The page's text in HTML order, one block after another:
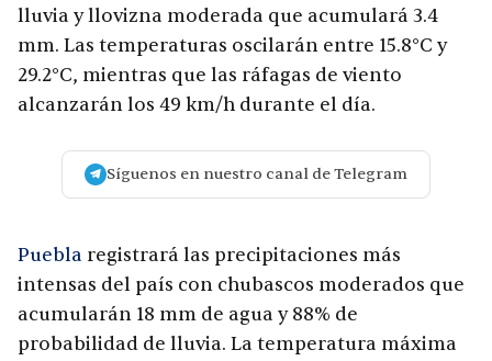
lluvia y llovizna moderada que acumulará 3.4
mm. Las temperaturas oscilarán entre 15.8°C y
29.2°C, mientras que las ráfagas de viento
alcanzarán los 49 km/h durante el día.
Síguenos en nuestro canal de Telegram
Puebla registrará las precipitaciones más
intensas del país con chubascos moderados que
acumularán 18 mm de agua y 88% de
probabilidad de lluvia. La temperatura máxima